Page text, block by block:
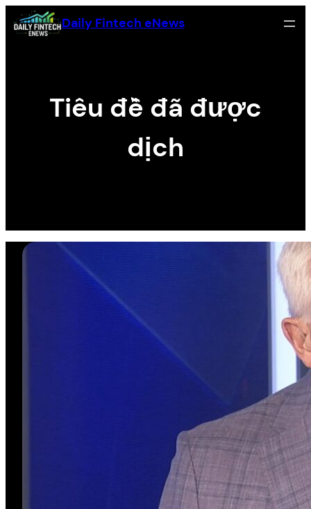
Skip
to
Daily Fintech eNews
Tiêu đề đã được
dịch